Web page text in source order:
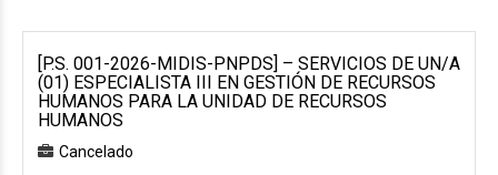
[P.S. 001-2026-MIDIS-PNPDS] – SERVICIOS DE UN/A
(01) ESPECIALISTA III EN GESTIÓN DE RECURSOS
HUMANOS PARA LA UNIDAD DE RECURSOS
HUMANOS
Cancelado